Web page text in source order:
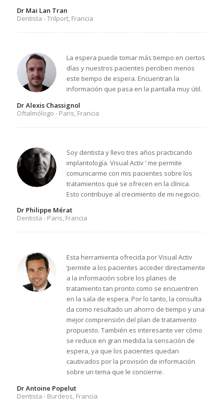
Dr Mai Lan Tran
Dentista - Trilport, Francia
La espera puede tomar más tiempo en ciertos
días y nuestros pacientes perciben menos
este tiempo de espera. Encuentran la
información que pasa en la pantalla muy útil.
Dr Alexis Chassignol
Oftalmólogo - Paris, Francia
Soy dentista y llevo tres años practicando
implantología. Visual Activ ‘ me permite
comunicarme con mis pacientes sobre los
tratamientos que se ofrecen en la clínica.
Esto contribuye al crecimiento de mi negocio.
Dr Philippe Mérat
Dentista - Paris, Francia
Esta herramienta ofrecida por Visual Activ
‘permite a los pacientes acceder directamente
a la información sobre los planes de
tratamiento tan pronto como se encuentren
en la sala de espera. Por lo tanto, la consulta
da como resultado un ahorro de tiempo y una
mejor comprensión del plan de tratamiento
propuesto. También es interesante ver cómo
se reduce en gran medida la sensación de
espera, ya que los pacientes quedan
cautivados por la provisión de información
sobre un tema que le concierne.
Dr Antoine Popelut
Dentista - Burdeos, Francia